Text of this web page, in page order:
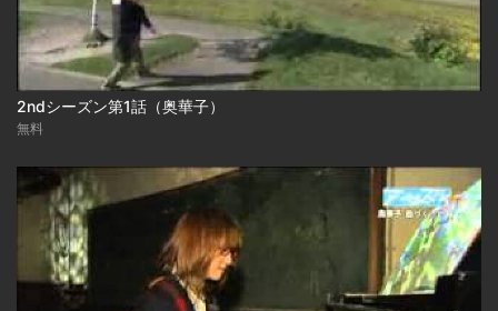
2ndシーズン第1話（奥華子）
無料